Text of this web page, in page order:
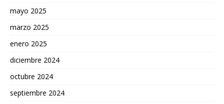
mayo 2025
marzo 2025
enero 2025
diciembre 2024
octubre 2024
septiembre 2024